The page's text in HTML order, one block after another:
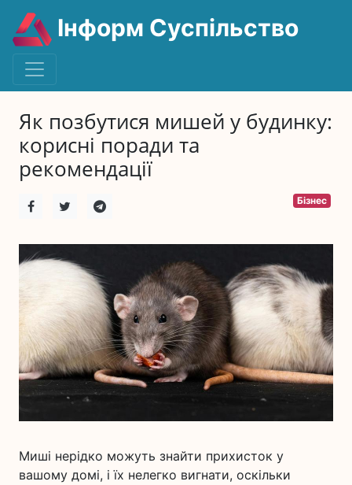
Інформ Суспільство
Як позбутися мишей у будинку:
корисні поради та
рекомендації
Бізнес
Миші нерідко можуть знайти прихисток у
вашому домі, і їх нелегко вигнати, оскільки